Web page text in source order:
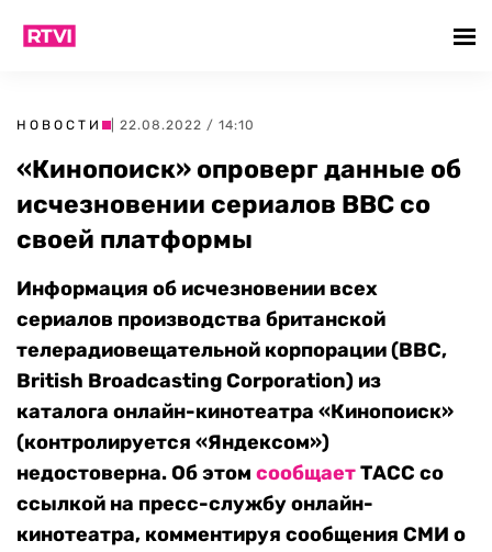
НОВОСТИ | 22.08.2022 / 14:10
«Кинопоиск» опроверг данные об
исчезновении сериалов BBC со
своей платформы
Информация об исчезновении всех
сериалов производства британской
телерадиовещательной корпорации (BBC,
British Broadcasting Corporation) из
каталога онлайн-кинотеатра «Кинопоиск»
(контролируется «Яндексом»)
недостоверна. Об этом сообщаетТАСС со
ссылкой на пресс-службу онлайн-
кинотеатра, комментируя сообщения СМИ о